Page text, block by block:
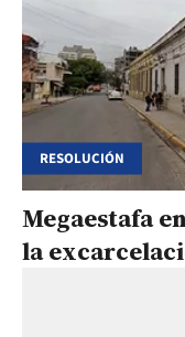
RESOLUCIÓN
Megaestafa
la